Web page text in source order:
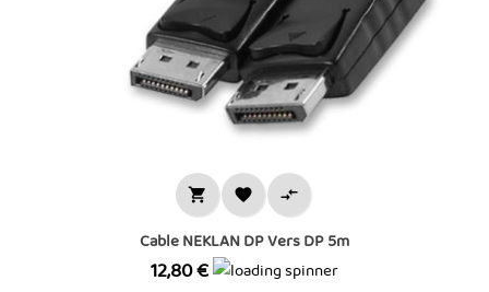
  
Cable NEKLAN DP Vers DP 5m
Prix
12,80 €